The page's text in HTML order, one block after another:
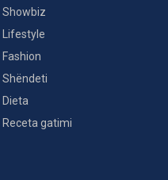
Showbiz
Lifestyle
Fashion
Shëndeti
Dieta
Receta gatimi